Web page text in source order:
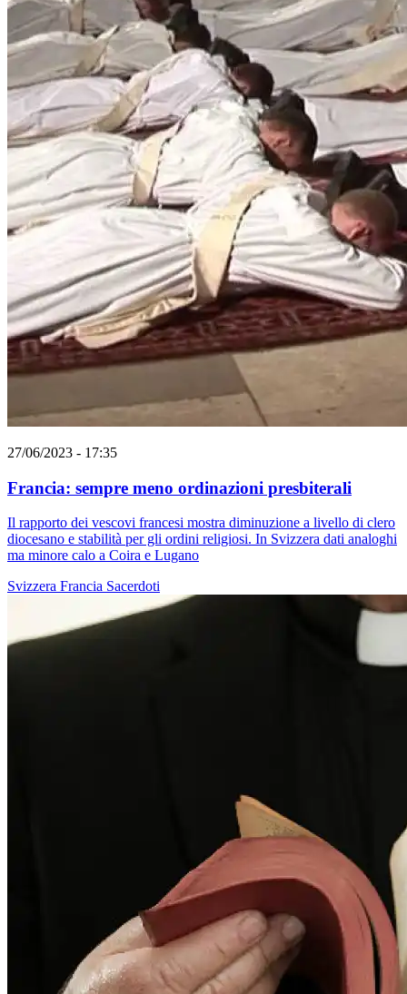
27/06/2023 - 17:35
Francia: sempre meno ordinazioni presbiterali
Il rapporto dei vescovi francesi mostra diminuzione a livello di clero
diocesano e stabilità per gli ordini religiosi. In Svizzera dati analoghi
ma minore calo a Coira e Lugano
Svizzera Francia Sacerdoti